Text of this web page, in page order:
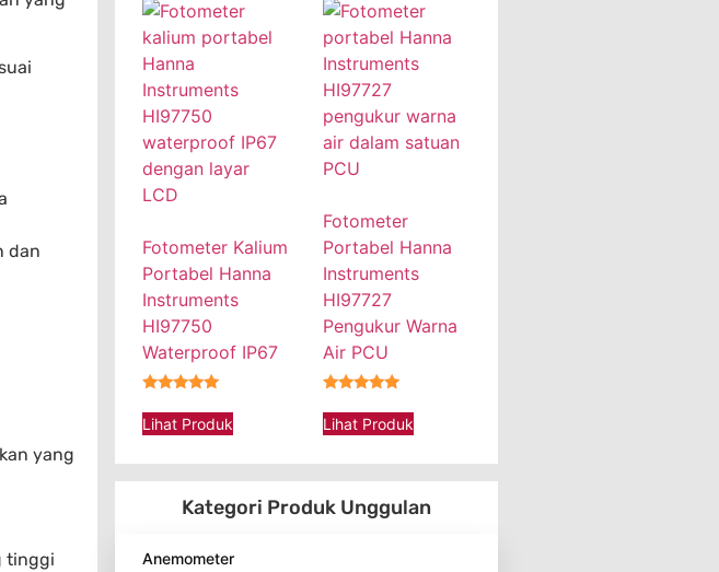
dan
yang
tinggi
Fotometer Kalium
Portabel Hanna
Instruments
HI97750
Waterproof IP67
Lihat Produk
Fotometer
Portabel Hanna
Instruments
HI97727
Pengukur Warna
Air PCU
Lihat Produk
Kategori Produk Unggulan
Anemometer